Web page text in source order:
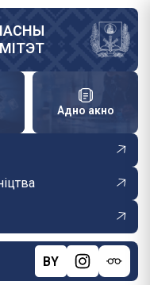
Адно акно
BY